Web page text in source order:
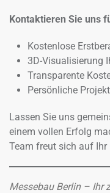
Kontaktieren Sie uns
Kostenlose
3D-Visualisierung
Transparente
Persönliche
Lassen Sie uns
einem vollen Erfolg
Team freut sich auf Ihr
Messebau Berlin – Ihr